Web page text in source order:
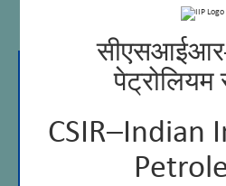
पेट्रोलियम
CSIR–Indian